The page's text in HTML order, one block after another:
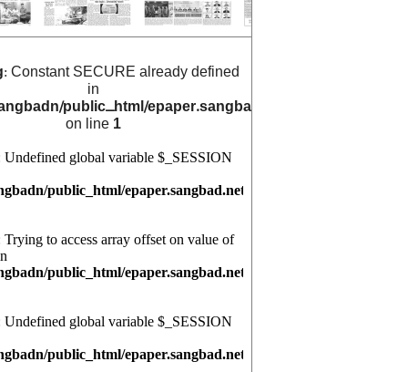
: Constant SECURE already defined
in
public_html/epaper.sangbad.net.bd/
on line 1